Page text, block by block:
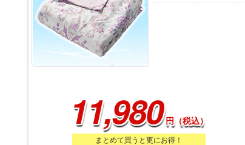
11,980 円（税込）
まとめて買うと更にお得！